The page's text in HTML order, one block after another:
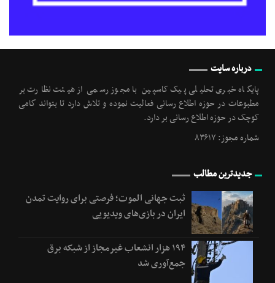
درباره سایت
پایگاه خبری تحلیلی پیک کاسپین با مجوز رسمی از هیئت نظارت بر
مطبوعات در حوزه اطلاع رسانی فعالیت نموده و تلاش دارد تا بتواند گامی
کوچک در حوزه اطلاع رسانی بر دارد.
شماره مجوز: ۸۳۶۱۷
جدیدترین مطالب
ثبت جهانی الموت؛ فرصتی برای روایت تمدن
ایران در بازی‌های ویدیویی
۱۹۴ هزار انشعاب غیرمجاز از شبکه برق
جمع‌آوری شد